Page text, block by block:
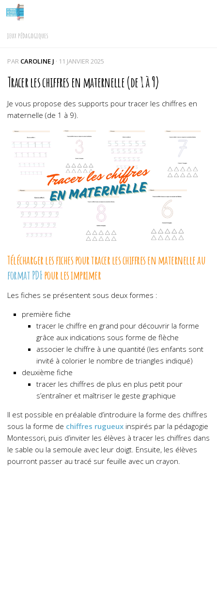
Skip to content
JEUX PÉDAGOGIQUES
PAR CAROLINE J · 11 JANVIER 2025
Tracer les chiffres en maternelle (de 1 à 9)
Je vous propose des supports pour tracer les chiffres en
maternelle (de 1 à 9).
Télécharger les fiches pour tracer les chiffres en maternelle au
format PDFpour les imprimer
Les fiches se présentent sous deux formes :
première fiche
tracer le chiffre en grand pour découvrir la forme
grâce aux indications sous forme de flèche
associer le chiffre à une quantité (les enfants sont
invité à colorier le nombre de triangles indiqué)
deuxième fiche
tracer les chiffres de plus en plus petit pour
s’entraîner et maîtriser le geste graphique
Il est possible en préalable d’introduire la forme des chiffres
sous la forme de chiffres rugueux inspirés par la pédagogie
Montessori, puis d’inviter les élèves à tracer les chiffres dans
le sable ou la semoule avec leur doigt. Ensuite, les élèves
pourront passer au tracé sur feuille avec un crayon.